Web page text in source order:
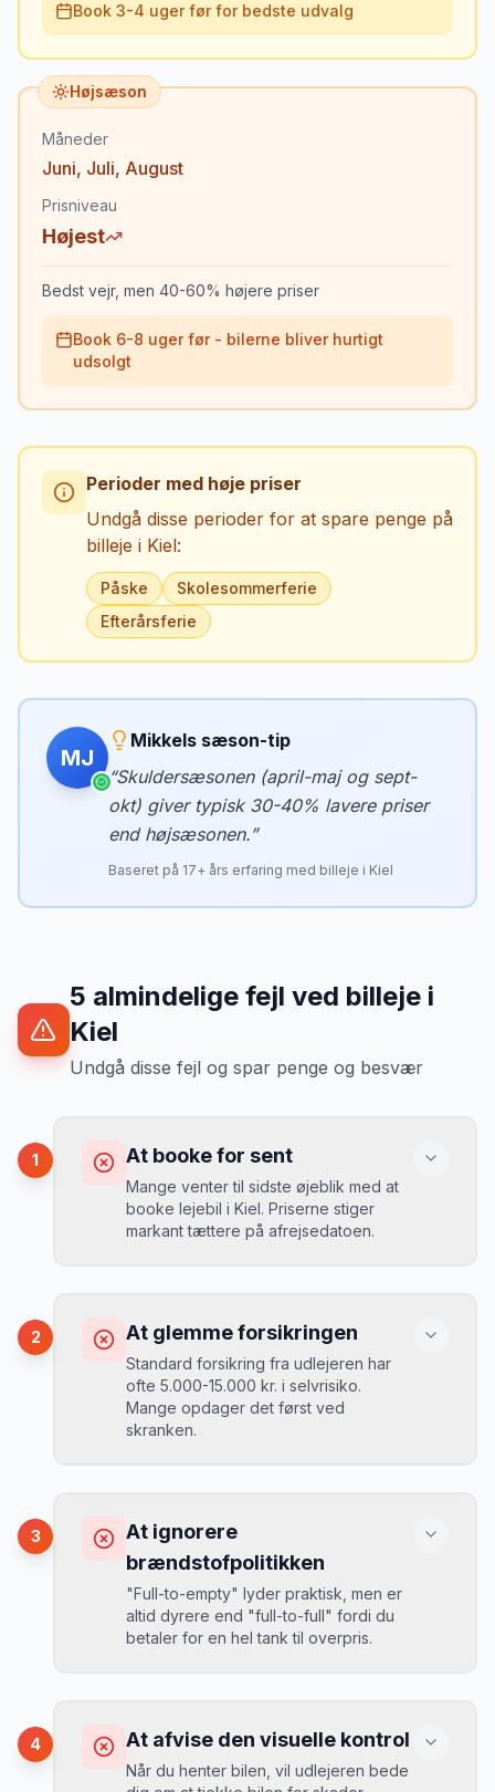
Book 3-4 uger før for bedste udvalg
Højsæson
Måneder
Juni, Juli, August
Prisniveau
Højest
Bedst vejr, men 40-60% højere priser
Book 6-8 uger før - bilerne bliver hurtigt
udsolgt
Perioder med høje priser
Undgå disse perioder for at spare penge på
billeje i Kiel:
Påske
Skolesommerferie
Efterårsferie
MJ
Mikkels sæson-tip
“Skuldersæsonen (april-maj og sept-
okt) giver typisk 30-40% lavere priser
end højsæsonen.”
Baseret på 17+ års erfaring med billeje i Kiel
5 almindelige fejl ved billeje i
Kiel
Undgå disse fejl og spar penge og besvær
1 At booke for sent
Mange venter til sidste øjeblik med at
booke lejebil i Kiel. Priserne stiger
markant tættere på afrejsedatoen.
Du betaler 30-50% mere, og de bedste
biler er udsolgt.
Løsning
MJ
Mikkels erfaring
“I august 2024 så jeg priserne i Kiel
stige fra 189 kr/dag til 349 kr/dag på
bare 2 uger. Book tidligt! ”
2 At glemme forsikringen
Standard forsikring fra udlejeren har
ofte 5.000-15.000 kr. i selvrisiko.
Mange opdager det først ved
skranken.
Ved selv en mindre skade kan du blive
opkrævet tusindvis af kroner.
Løsning
Book altid med fuld kaskoforsikring uden
MJ
Mikkels erfaring September 2023
3
At ignorere
brændstofpolitikken
"Full-to-empty" lyder praktisk, men er
altid dyrere end "full-to-full" fordi du
betaler for en hel tank til overpris.
Du betaler 20-30% mere for brændstof,
da udlejeren tager høje benzinpriser.
4 At afvise den visuelle kontrol
Når du henter bilen, vil udlejeren bede